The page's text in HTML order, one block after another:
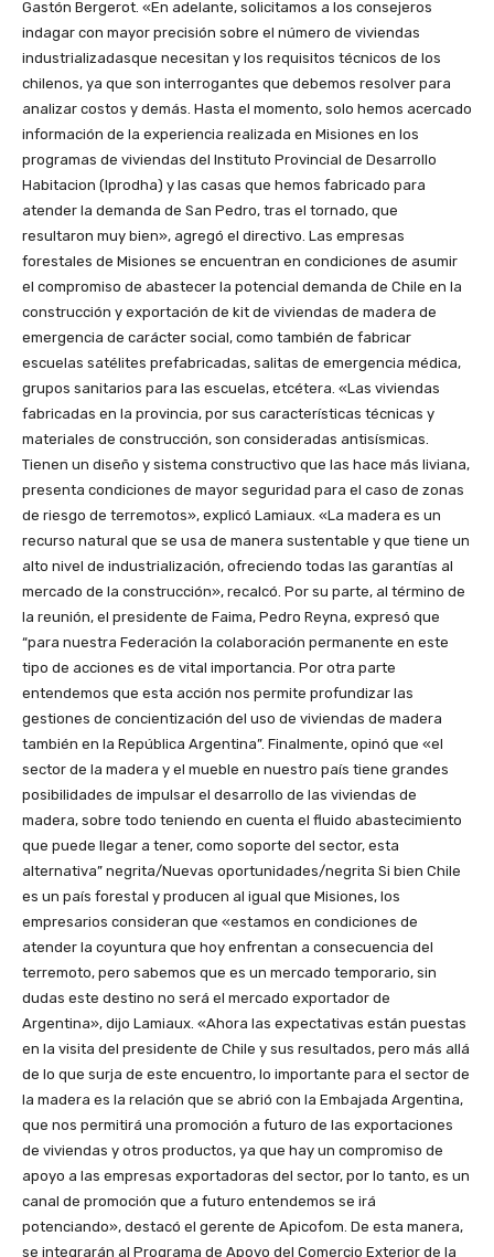
Gastón Bergerot. «En adelante, solicitamos a los consejeros
indagar con mayor precisión sobre el número de viviendas
industrializadasque necesitan y los requisitos técnicos de los
chilenos, ya que son interrogantes que debemos resolver para
analizar costos y demás. Hasta el momento, solo hemos acercado
información de la experiencia realizada en Misiones en los
programas de viviendas del Instituto Provincial de Desarrollo
Habitacion (Iprodha) y las casas que hemos fabricado para
atender la demanda de San Pedro, tras el tornado, que
resultaron muy bien», agregó el directivo. Las empresas
forestales de Misiones se encuentran en condiciones de asumir
el compromiso de abastecer la potencial demanda de Chile en la
construcción y exportación de kit de viviendas de madera de
emergencia de carácter social, como también de fabricar
escuelas satélites prefabricadas, salitas de emergencia médica,
grupos sanitarios para las escuelas, etcétera. «Las viviendas
fabricadas en la provincia, por sus características técnicas y
materiales de construcción, son consideradas antisísmicas.
Tienen un diseño y sistema constructivo que las hace más liviana,
presenta condiciones de mayor seguridad para el caso de zonas
de riesgo de terremotos», explicó Lamiaux. «La madera es un
recurso natural que se usa de manera sustentable y que tiene un
alto nivel de industrialización, ofreciendo todas las garantías al
mercado de la construcción», recalcó. Por su parte, al término de
la reunión, el presidente de Faima, Pedro Reyna, expresó que
“para nuestra Federación la colaboración permanente en este
tipo de acciones es de vital importancia. Por otra parte
entendemos que esta acción nos permite profundizar las
gestiones de concientización del uso de viviendas de madera
también en la República Argentina”. Finalmente, opinó que «el
sector de la madera y el mueble en nuestro país tiene grandes
posibilidades de impulsar el desarrollo de las viviendas de
madera, sobre todo teniendo en cuenta el fluido abastecimiento
que puede llegar a tener, como soporte del sector, esta
alternativa” negrita/Nuevas oportunidades/negrita Si bien Chile
es un país forestal y producen al igual que Misiones, los
empresarios consideran que «estamos en condiciones de
atender la coyuntura que hoy enfrentan a consecuencia del
terremoto, pero sabemos que es un mercado temporario, sin
dudas este destino no será el mercado exportador de
Argentina», dijo Lamiaux. «Ahora las expectativas están puestas
en la visita del presidente de Chile y sus resultados, pero más allá
de lo que surja de este encuentro, lo importante para el sector de
la madera es la relación que se abrió con la Embajada Argentina,
que nos permitirá una promoción a futuro de las exportaciones
de viviendas y otros productos, ya que hay un compromiso de
apoyo a las empresas exportadoras del sector, por lo tanto, es un
canal de promoción que a futuro entendemos se irá
potenciando», destacó el gerente de Apicofom. De esta manera,
se integrarán al Programa de Apoyo del Comercio Exterior de la